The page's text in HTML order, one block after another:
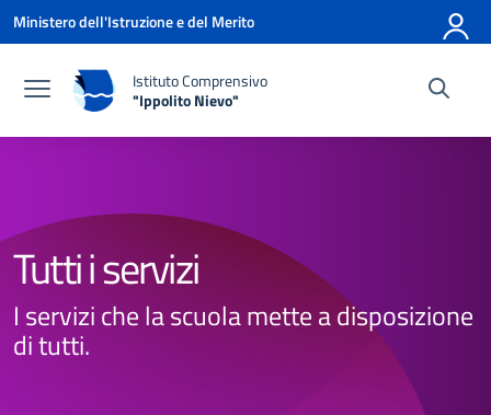
Vai ai contenuti
Vai al menu di navigazione
Vai al footer
Ministero dell'Istruzione e del Merito
Istituto Comprensivo
"Ippolito Nievo"
Tutti i servizi
I servizi che la scuola mette a disposizione
di tutti.